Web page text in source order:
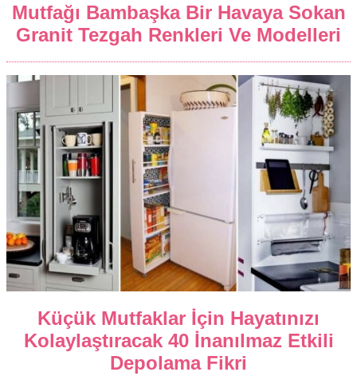
Mutfağı Bambaşka Bir Havaya Sokan
Granit Tezgah Renkleri Ve Modelleri
Küçük Mutfaklar İçin Hayatınızı
Kolaylaştıracak 40 İnanılmaz Etkili
Depolama Fikri